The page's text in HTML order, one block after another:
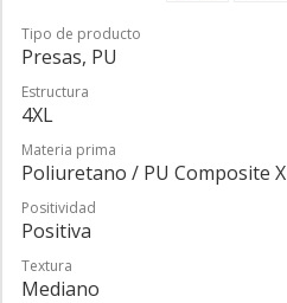
Tipo de producto
Presas, PU
Estructura
4XL
Materia prima
Poliuretano / PU Composite X
Positividad
Positiva
Textura
Mediano